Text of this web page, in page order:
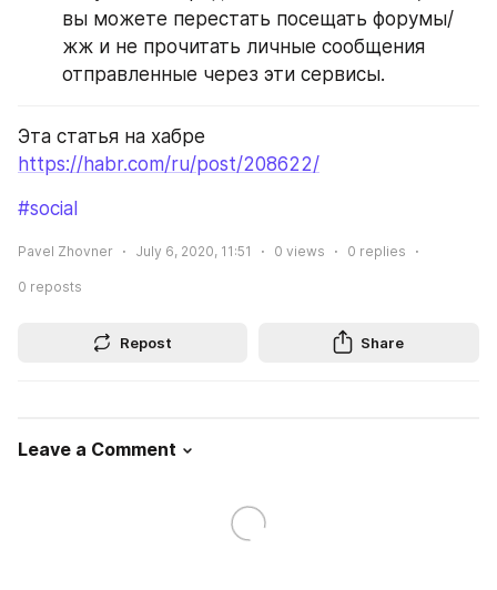
вы можете перестать посещать форумы/
жж и не прочитать личные сообщения
отправленные через эти сервисы.
https://habr.com/ru/post/208622/
#social
Pavel Zhovner July 6, 2020, 11:51 0 views 0 replies
0 reposts
Repost Share
Leave a Comment